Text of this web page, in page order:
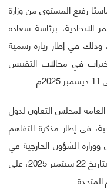
رفيع المستوى من وزارة
الاتحادية، برئاسة سعادة
وذلك في إطار زيارة رسمية
في مجالات التقييس
لمجلس التعاون لدول
في إطار مذكرة التفاهم
الشؤون الخارجية في
جمهورية القمر المتحدة، في مدينة نيويورك بتاريخ 22 سبتمبر 2025، على